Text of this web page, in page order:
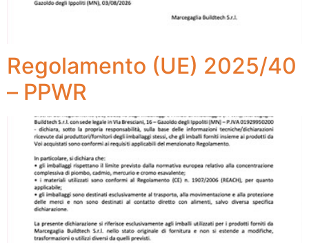
Regolamento (UE) 2025/40
– PPWR